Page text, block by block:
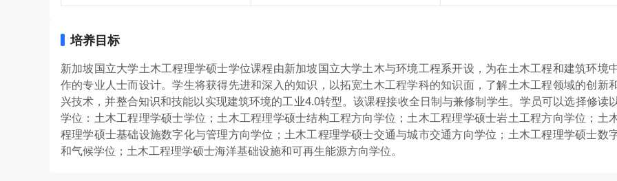
培养目标
新加坡国立大学土木工程理学硕士学位课程由新加坡国立大学土木与环境工程系开设，为在土木工程和建筑环境
作的专业人士而设计。学生将获得先进和深入的知识，以拓宽土木工程学科的知识面，了解土木工程领域的创新
兴技术，并整合知识和技能以实现建筑环境的工业4.0转型。该课程接收全日制与兼修制学生。学员可以选择修读
学位：土木工程理学硕士学位；土木工程理学硕士结构工程方向学位；土木工程理学硕士岩土工程方向学位；土
程理学硕士基础设施数字化与管理方向学位；土木工程理学硕士交通与城市交通方向学位；土木工程理学硕士数
和气候学位；土木工程理学硕士海洋基础设施和可再生能源方向学位。